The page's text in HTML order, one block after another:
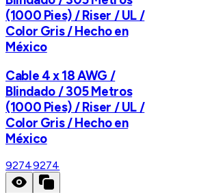
(1000 Pies) / Riser / UL /
Color Gris / Hecho en
México
Cable 4 x 18 AWG /
Blindado / 305 Metros
(1000 Pies) / Riser / UL /
Color Gris / Hecho en
México
92749274